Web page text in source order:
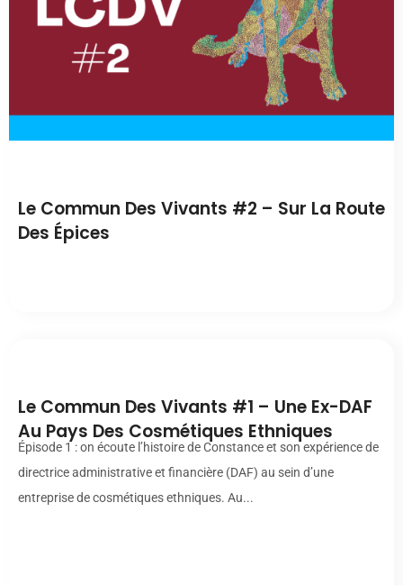
Le Commun Des Vivants #2 – Sur La Route
Des Épices
Le Commun Des Vivants #1 – Une Ex-DAF
Au Pays Des Cosmétiques Ethniques
Épisode 1 : on écoute l’histoire de Constance et son expérience de
directrice administrative et financière (DAF) au sein d’une
entreprise de cosmétiques ethniques. Au...